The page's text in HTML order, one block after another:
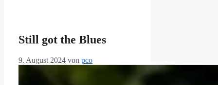
Still got the Blues
9. August 2024 von pco